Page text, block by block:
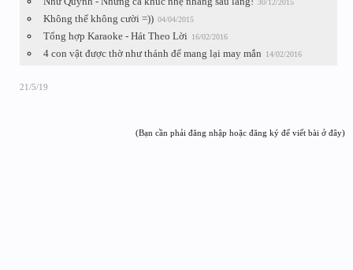
Không thể không cười =)) 04/04/2015
Tổng hợp Karaoke - Hát Theo Lời 16/02/2016
4 con vật được thờ như thánh để mang lại may mắn 14/02/2016
21/5/19
(Bạn cần phải đăng nhập hoặc đăng ký để viết bài ở đây)